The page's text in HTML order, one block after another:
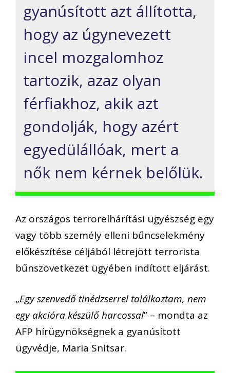
gyanúsított azt állította,
hogy az úgynevezett
incel mozgalomhoz
tartozik, azaz olyan
férfiakhoz, akik azt
gondolják, hogy azért
egyedülállóak, mert a
nők nem kérnek belőlük.
Az országos terrorelhárítási ügyészség egy
vagy több személy elleni bűncselekmény
előkészítése céljából létrejött terrorista
bűnszövetkezet ügyében indított eljárást.
„Egy szenvedő tinédzserrel találkoztam, nem
egy akcióra készülő harcossal” – mondta az
AFP hírügynökségnek a gyanúsított
ügyvédje, Maria Snitsar.